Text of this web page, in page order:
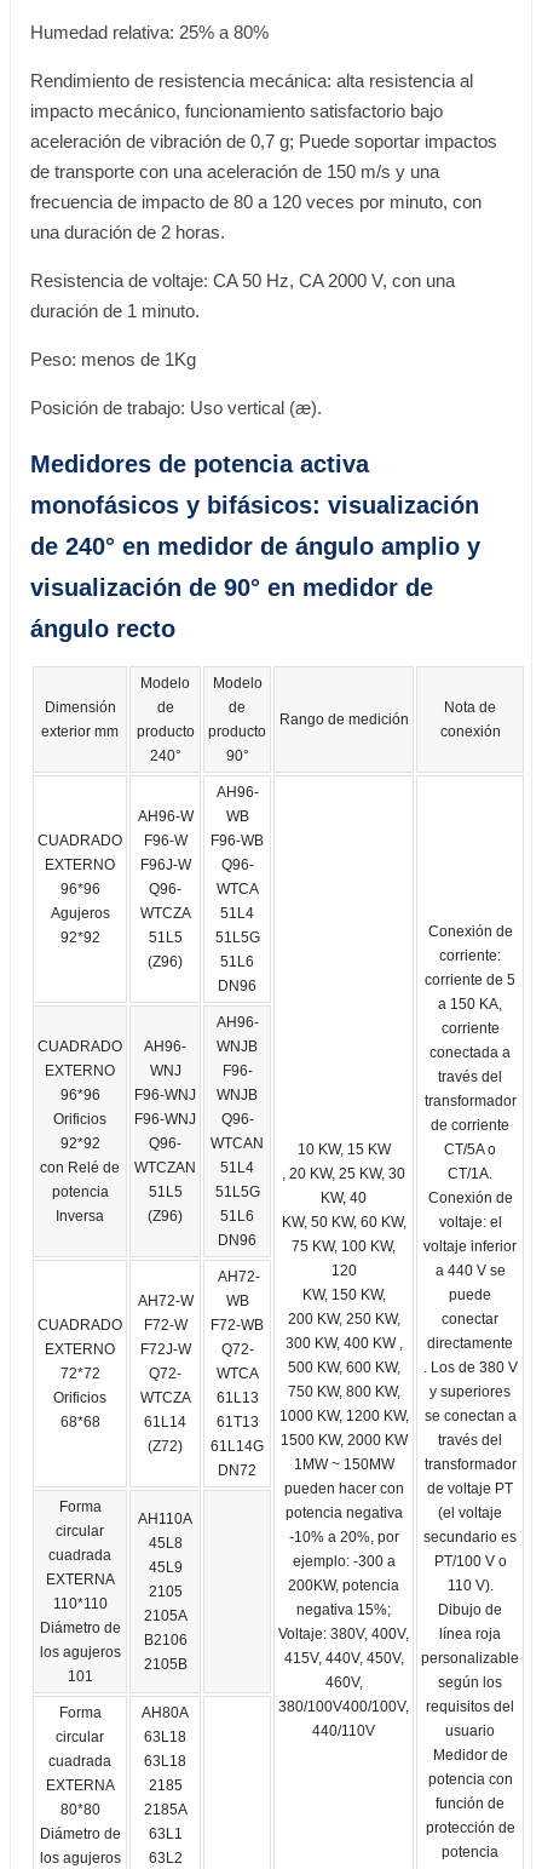
Humedad relativa: 25% a 80%
Rendimiento de resistencia mecánica: alta resistencia al
impacto mecánico, funcionamiento satisfactorio bajo
aceleración de vibración de 0,7 g; Puede soportar impactos
de transporte con una aceleración de 150 m/s y una
frecuencia de impacto de 80 a 120 veces por minuto, con
una duración de 2 horas.
Resistencia de voltaje: CA 50 Hz, CA 2000 V, con una
duración de 1 minuto.
Peso: menos de 1Kg
Posición de trabajo: Uso vertical (æ).
Medidores de potencia activa
monofásicos y bifásicos: visualización
de 240° en medidor de ángulo amplio y
visualización de 90° en medidor de
ángulo recto
Dimensión
exterior mm
Modelo
de
producto
240°
Modelo
de
producto
90°
Rango de medición
Nota de
conexión
CUADRADO
EXTERNO
96*96
Agujeros
92*92
AH96-W
F96-W
F96J-W
Q96-
WTCZA
51L5
(Z96)
AH96-
WB
F96-WB
Q96-
WTCA
51L4
51L5G
51L6
DN96
10 KW, 15 KW
, 20 KW, 25 KW, 30
KW, 40
KW, 50 KW, 60 KW,
75 KW, 100 KW,
120
KW, 150 KW,
200 KW, 250 KW,
300 KW, 400 KW ,
500 KW, 600 KW,
750 KW, 800 KW,
1000 KW, 1200 KW,
1500 KW, 2000 KW
1MW ~ 150MW
pueden hacer con
potencia negativa
-10% a 20%, por
ejemplo: -300 a
200KW, potencia
negativa 15%;
Voltaje: 380V, 400V,
415V, 440V, 450V,
460V,
380/100V400/100V,
440/110V
Conexión de
corriente:
corriente de 5
a 150 KA,
corriente
conectada a
través del
transformador
de corriente
CT/5A o
CT/1A.
Conexión de
voltaje: el
voltaje inferior
a 440 V se
puede
conectar
directamente
. Los de 380 V
y superiores
se conectan a
través del
transformador
de voltaje PT
(el voltaje
secundario es
PT/100 V o
110 V).
Dibujo de
línea roja
personalizable
según los
requisitos del
usuario
Medidor de
potencia con
función de
protección de
potencia
CUADRADO
EXTERNO
96*96
Orificios
92*92
con Relé de
potencia
Inversa
AH96-
WNJ
F96-WNJ
F96-WNJ
Q96-
WTCZAN
51L5
(Z96)
AH96-
WNJB
F96-
WNJB
Q96-
WTCAN
51L4
51L5G
51L6
DN96
CUADRADO
EXTERNO
72*72
Orificios
68*68
AH72-W
F72-W
F72J-W
Q72-
WTCZA
61L14
(Z72)
AH72-
WB
F72-WB
Q72-
WTCA
61L13
61T13
61L14G
DN72
Forma
circular
cuadrada
EXTERNA
110*110
Diámetro de
los agujeros
101
AH110A
45L8
45L9
2105
2105A
B2106
2105B
Forma
circular
cuadrada
EXTERNA
80*80
Diámetro de
los agujeros
AH80A
63L18
63L18
2185
2185A
63L1
63L2